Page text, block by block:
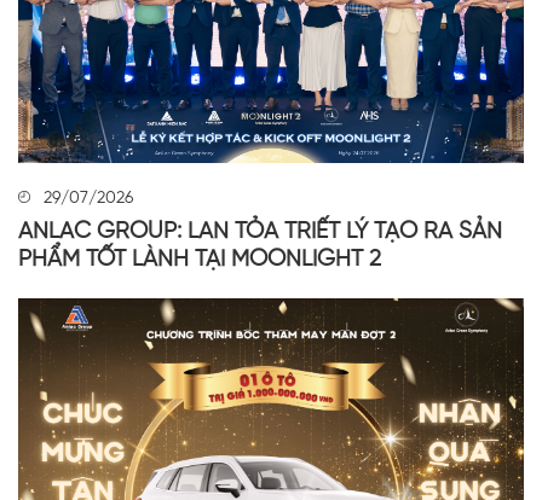
29/07/2026
ANLAC GROUP: LAN TỎA TRIẾT LÝ TẠO RA SẢN
PHẨM TỐT LÀNH TẠI MOONLIGHT 2